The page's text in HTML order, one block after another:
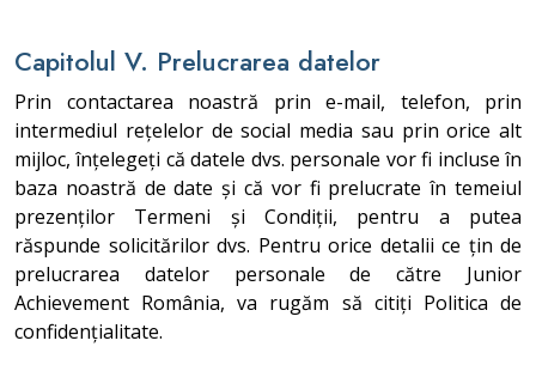
Capitolul V. Prelucrarea datelor
Prin contactarea noastră prin e-mail, telefon, prin
intermediul rețelelor de social media sau prin orice alt
mijloc, înțelegeți că datele dvs. personale vor fi incluse în
baza noastră de date și că vor fi prelucrate în temeiul
prezenților Termeni și Condiții, pentru a putea
răspunde solicitărilor dvs. Pentru orice detalii ce țin de
prelucrarea datelor personale de către Junior
Achievement România, va rugăm să citiți Politica de
confidențialitate.